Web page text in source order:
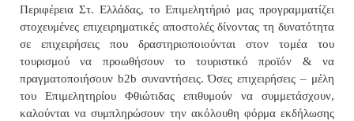
Περιφέρεια Στ. Ελλάδας, το Επιμελητήριό μας προγραμματίζει
στοχευμένες επιχειρηματικές αποστολές δίνοντας τη δυνατότητα
σε επιχειρήσεις που δραστηριοποιούνται στον τομέα του
τουρισμού να προωθήσουν το τουριστικό προϊόν & να
πραγματοποιήσουν b2b συναντήσεις. Όσες επιχειρήσεις – μέλη
του Επιμελητηρίου Φθιώτιδας επιθυμούν να συμμετάσχουν,
καλούνται να συμπληρώσουν την ακόλουθη φόρμα εκδήλωσης